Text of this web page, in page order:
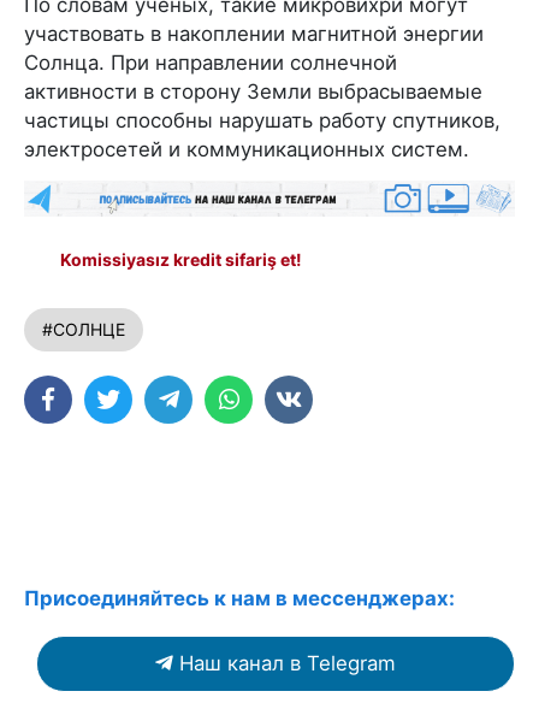
участвовать в накоплении магнитной энергии
Солнца. При направлении солнечной
активности в сторону Земли выбрасываемые
частицы способны нарушать работу спутников,
электросетей и коммуникационных систем.
Komissiyasız kredit sifariş et!
#СОЛНЦЕ
Присоединяйтесь к нам в мессенджерах:
Наш канал в Telegram